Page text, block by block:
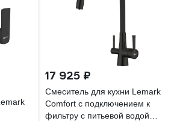
17 925 ₽
Смеситель для кухни Lemark
Comfort с подключением к
фильтру с питьевой водой